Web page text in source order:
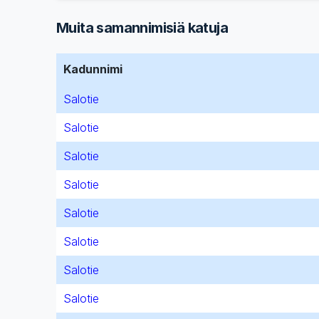
Muita samannimisiä katuja
Kadunnimi
Salotie
Salotie
Salotie
Salotie
Salotie
Salotie
Salotie
Salotie